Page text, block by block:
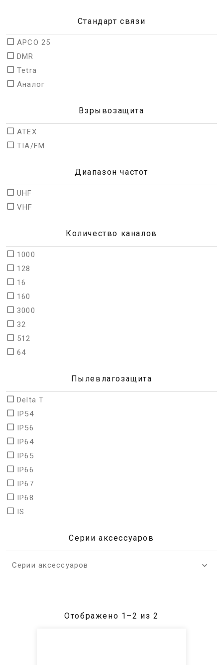
Стандарт связи
APCO 25
DMR
Tetra
Аналог
Взрывозащита
ATEX
TIA/FM
Диапазон частот
UHF
VHF
Количество каналов
1000
128
16
160
3000
32
512
64
Пылевлагозащита
Delta T
IP54
IP56
IP64
IP65
IP66
IP67
IP68
IS
Серии аксессуаров
Серии аксессуаров
Отображено 1–2 из 2